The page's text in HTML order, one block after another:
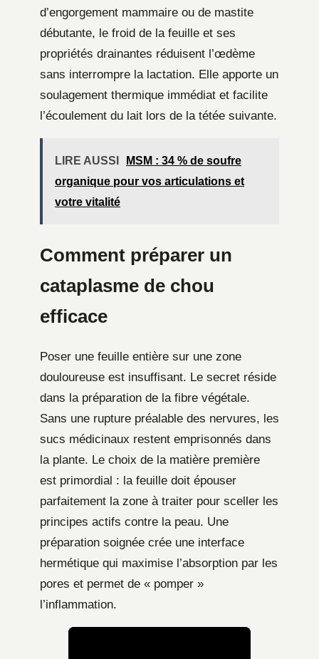
d’engorgement mammaire ou de mastite
débutante, le froid de la feuille et ses
propriétés drainantes réduisent l’œdème
sans interrompre la lactation. Elle apporte un
soulagement thermique immédiat et facilite
l’écoulement du lait lors de la tétée suivante.
LIRE AUSSI
MSM : 34 % de soufre
organique pour vos articulations et
votre vitalité
Comment préparer un
cataplasme de chou
efficace
Poser une feuille entière sur une zone
douloureuse est insuffisant. Le secret réside
dans la préparation de la fibre végétale.
Sans une rupture préalable des nervures, les
sucs médicinaux restent emprisonnés dans
la plante. Le choix de la matière première
est primordial : la feuille doit épouser
parfaitement la zone à traiter pour sceller les
principes actifs contre la peau. Une
préparation soignée crée une interface
hermétique qui maximise l’absorption par les
pores et permet de « pomper »
l’inflammation.